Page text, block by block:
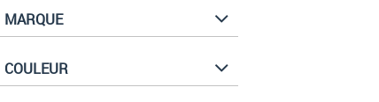
MARQUE
COULEUR